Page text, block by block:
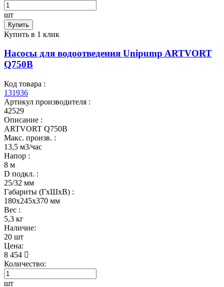
шт
Купить
Купить в 1 клик
Насосы для водоотведения Unipump ARTVORT
Q750B
Код товара :
131936
Артикул производителя :
42529
Описание :
ARTVORT Q750B
Макс. произв. :
13,5 м3/час
Напор :
8 м
D подкл. :
25/32 мм
Габариты (ГхШхВ) :
180x245x370 мм
Вес :
5,3 кг
Наличие:
20 шт
Цена:
8 454
Количество:
шт